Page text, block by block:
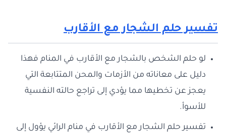
تفسير حلم الشجار مع الأقارب
لو حلم الشخص بالشجار مع الأقارب في المنام فهذا
دليل على معاناته من الأزمات والمحن المتتابعة التي
يعجز عن تخطيها مما يؤدي إلى تراجع حالته النفسية
للأسوأ.
تفسير حلم الشجار مع الأقارب في منام الرائي يؤول إلى